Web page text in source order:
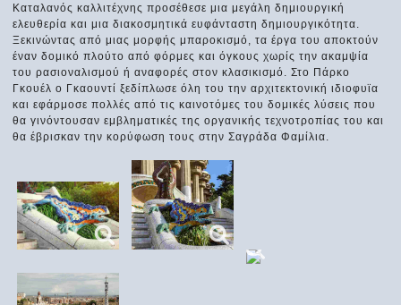
Καταλανός καλλιτέχνης προσέθεσε μια μεγάλη δημιουργική
ελευθερία και μια διακοσμητικά ευφάνταστη δημιουργικότητα.
Ξεκινώντας από μιας μορφής μπαροκισμό, τα έργα του αποκτούν
έναν δομικό πλούτο από φόρμες και όγκους χωρίς την ακαμψία
του ρασιοναλισμού ή αναφορές στον κλασικισμό. Στο Πάρκο
Γκουέλ ο Γκαουντί ξεδίπλωσε όλη του την αρχιτεκτονική ιδιοφυϊα
και εφάρμοσε πολλές από τις καινοτόμες του δομικές λύσεις που
θα γινόντουσαν εμβληματικές της οργανικής τεχνοτροπίας του και
θα έβρισκαν την κορύφωση τους στην Σαγράδα Φαμίλια.